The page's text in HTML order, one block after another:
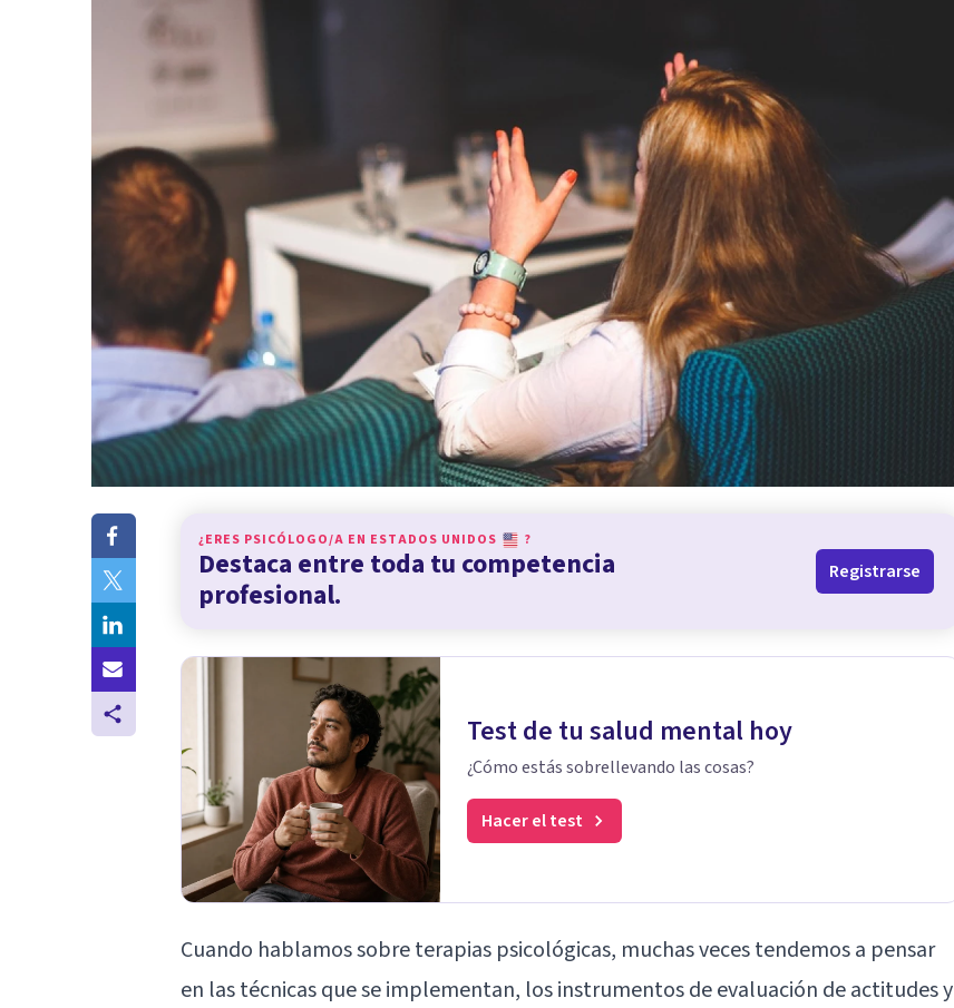
¿ERES PSICÓLOGO/A EN ESTADOS UNIDOS ?
Destaca entre toda tu competencia
profesional.
Registrarse
Test de tu salud mental hoy
¿Cómo estás sobrellevando las cosas?
Hacer el test
Cuando hablamos sobreterapias psicológicas, muchas veces tendemos a pensar
en las técnicas que se implementan, los instrumentos de evaluación de actitudes y